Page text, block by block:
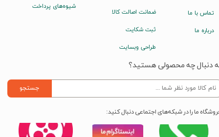
شیوه‌های پرداخت
ضمانت اصالت کالا
ثبت شکایت
طراحی وبسایت
تماس با ما
درباره ما
دنبال چه محصولی هستید؟
جستجو
ما را در شبکه‌های اجتماعی دنبال کنید: